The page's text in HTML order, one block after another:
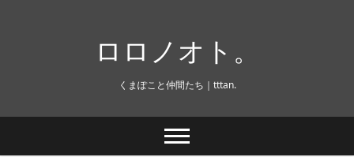
ロロノオト。
くまぽこと仲間たち｜tttan.